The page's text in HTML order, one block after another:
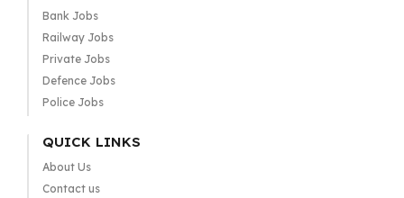
Bank Jobs
Railway Jobs
Private Jobs
Defence Jobs
Police Jobs
QUICK LINKS
About Us
Contact us